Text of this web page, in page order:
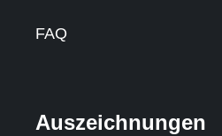
FAQ
Auszeichnungen